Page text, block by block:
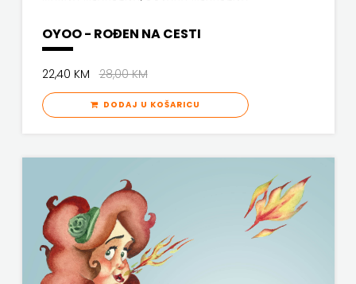
OYOO - ROĐEN NA CESTI
22,40 KM28,00 KM
DODAJ U KOŠARICU